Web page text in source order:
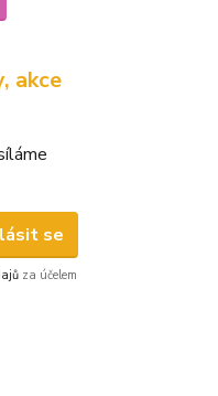
akce
se
za účelem